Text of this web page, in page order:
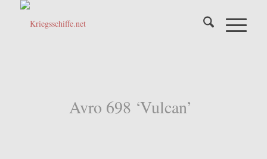
Avro 698 ‘Vulcan’